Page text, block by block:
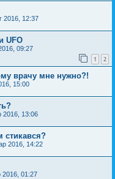
2016, 12:37
UFO
09:27
1 2
врачу мне нужно?!
15:00
2016, 13:06
стикався?
2016, 14:22
2016, 01:27